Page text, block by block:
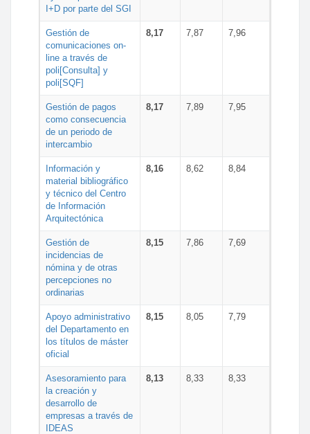
I+D por parte del SGI
Gestión de
comunicaciones on-
line a través de
poli[Consulta] y
poli[SQF]
8,17 7,87 7,96
Gestión de pagos
como consecuencia
de un periodo de
intercambio
8,17 7,89 7,95
Información y
material bibliográfico
y técnico del Centro
de Información
Arquitectónica
8,16 8,62 8,84
Gestión de
incidencias de
nómina y de otras
percepciones no
ordinarias
8,15 7,86 7,69
Apoyo administrativo
del Departamento en
los títulos de máster
oficial
8,15 8,05 7,79
Asesoramiento para
la creación y
desarrollo de
empresas a través de
IDEAS
8,13 8,33 8,33